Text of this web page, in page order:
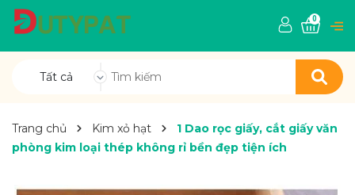
Tất cả
0
Trang chủ Kim xỏ hạt
1 Dao rọc giấy, cắt giấy văn
phòng kim loại thép không rỉ bền đẹp tiện ích